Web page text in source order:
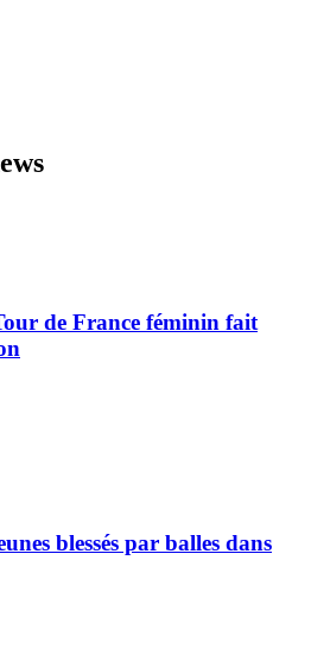
de France féminin fait
blessés par balles dans